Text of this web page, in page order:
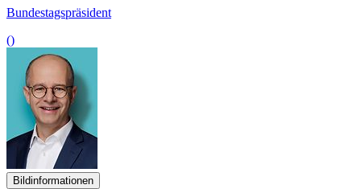
Bundestagspräsident
()
Bildinformationen